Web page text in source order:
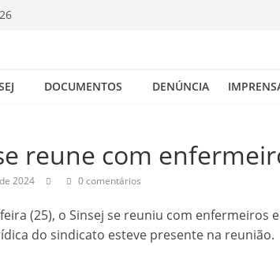
DOCUMENTOS DENÚNCIA
reune com
2024 0 comentários
(25), o Sinsej se reuniu com enfermeiros
do sindicato esteve presente na reunião.